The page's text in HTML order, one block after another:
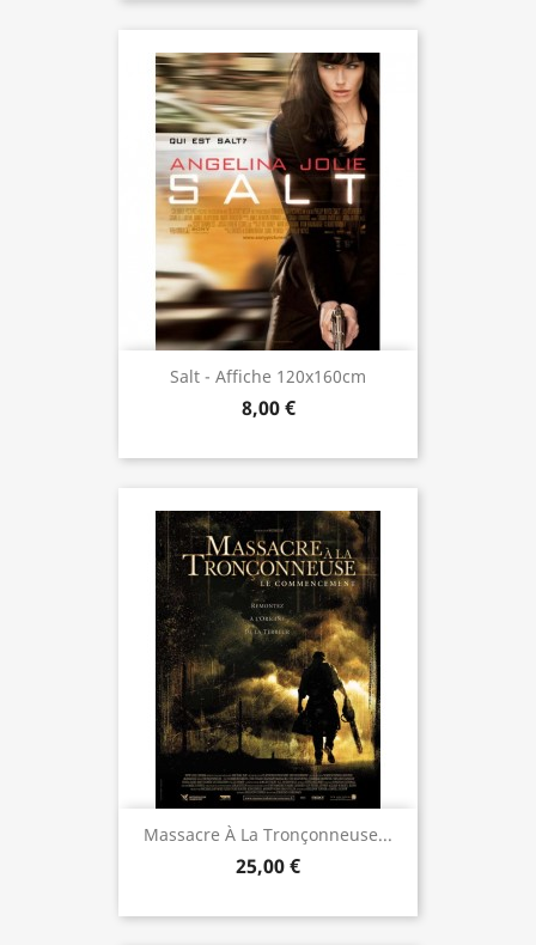
Salt - Affiche 120x160cm
8,00 €
Massacre À La Tronçonneuse...
25,00 €